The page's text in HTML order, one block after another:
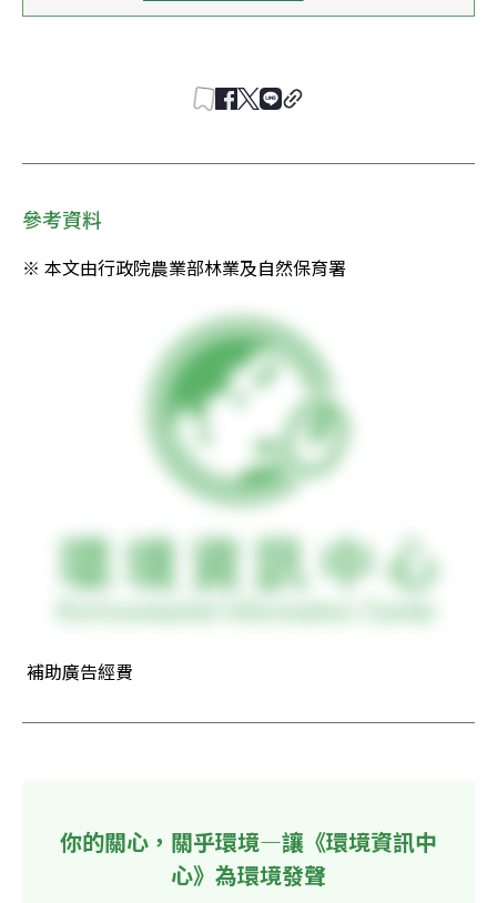
參考資料
※ 本文由行政院農業部林業及自然保育署
補助廣告經費
你的關心，關乎環境—讓《環境資訊中
心》為環境發聲